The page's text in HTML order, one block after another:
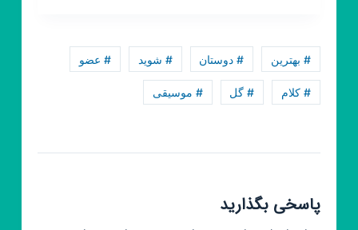
تنهایی
عاشق
# بهترین # دوستان # شوید # عضو
# کلام # گل # موسیقی
پاسخی بگذارید